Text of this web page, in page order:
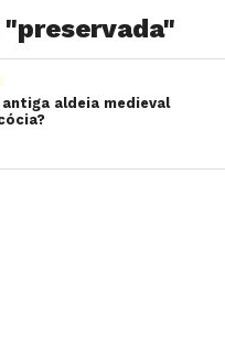
aldeia medieval